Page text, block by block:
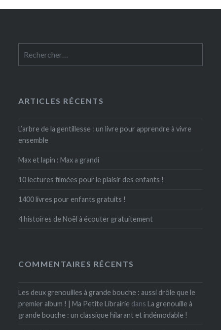
ARTICLES RÉCENTS
L’arbre de la gentillesse : un livre pour apprendre à vivre
ensemble
Max et lapin : Max a grandi
10 lectures filmées pour le plaisir des enfants !
1400 livres pour enfants gratuits !
4 histoires de Noël à écouter gratuitement
COMMENTAIRES RÉCENTS
Les deux grenouilles à grande bouche : aussi drôle que le
premier album ! | Ma Petite Librairie dansLa grenouille à
grande bouche : un classique hilarant et indémodable !